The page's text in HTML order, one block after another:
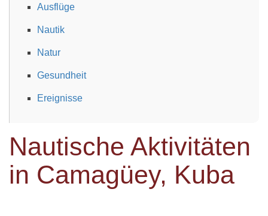
Ausflüge
Nautik
Natur
Gesundheit
Ereignisse
Nautische Aktivitäten
in Camagüey, Kuba